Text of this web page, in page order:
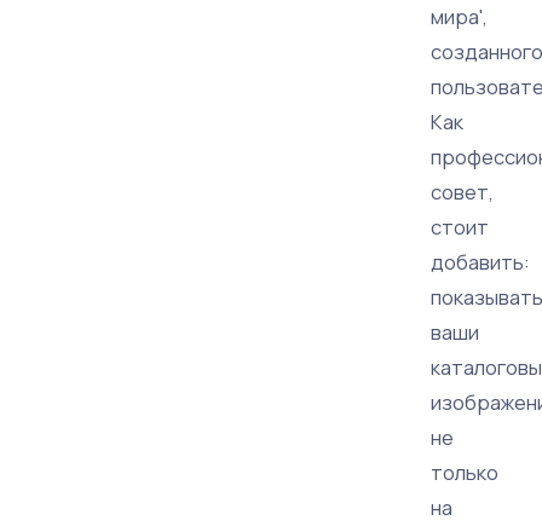
мира',
созданного
Как
совет,
стоит
добавить:
показывать
ваши
не
только
на